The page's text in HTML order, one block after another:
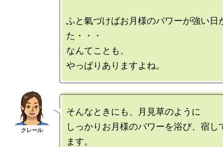
ふと氣づけばお月様のパワーが強い日
た・・・
なんてことも、
そんなときにも、月見草のように
しっかりお月様のパワーを浴び、宿し
ます。